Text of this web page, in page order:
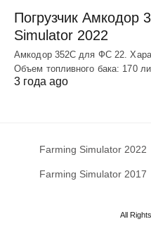
Погрузчик Амкодор
Simulator 2022
Амкодор 352С для ФС 22.
Объем топливного бака: 170
3 года ago
Farming Simulator 2022
Farming Simulator 2017
All